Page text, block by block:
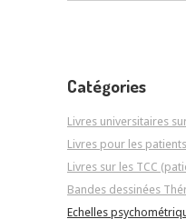
Catégories
Livres universitaires
Livres pour les patients
Livres sur les TCC
Bandes dessinées
Echelles